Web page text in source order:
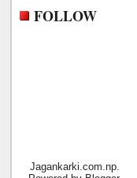
FOLLOW
Jagankarki.com.np.